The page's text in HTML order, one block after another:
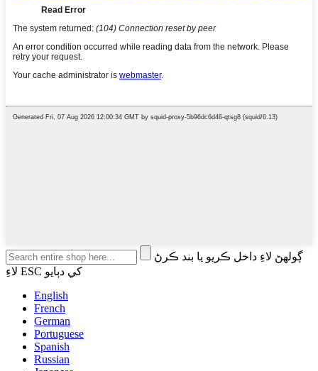
ڳولهڻ لاءِ داخل ڪريو يا بند ڪرڻ
لاءِ ESC کي دٻايو
English
French
German
Portuguese
Spanish
Russian